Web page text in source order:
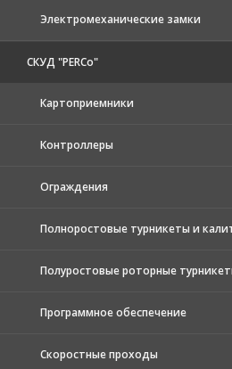
Электромеханические замки
СКУД "PERCo"
Картоприемники
Контроллеры
Ограждения
Полноростовые турникеты и
Полуростовые роторные
Программное обеспечение
Скоростные проходы